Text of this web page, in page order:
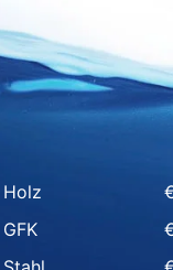
Holz
GFK